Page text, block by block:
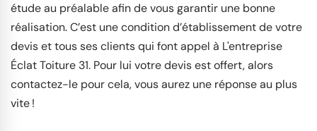
étude au préalable afin de vous garantir une bonne
réalisation. C’est une condition d’établissement de votre
devis et tous ses clients qui font appel à L'entreprise
Éclat Toiture 31. Pour lui votre devis est offert, alors
contactez-le pour cela, vous aurez une réponse au plus
vite !